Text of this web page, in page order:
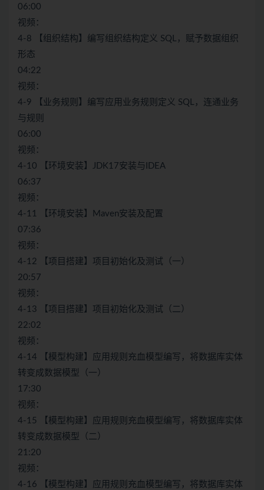
06:00
视频：
4-8 【组织结构】编写组织结构定义 SQL，赋予数据组织
形态
04:22
视频：
4-9 【业务规则】编写应用业务规则定义 SQL，连通业务
与规则
06:00
视频：
4-10 【环境安装】JDK17安装与IDEA
06:37
视频：
4-11 【环境安装】Maven安装及配置
07:36
视频：
4-12 【项目搭建】项目初始化及测试（一）
20:57
视频：
4-13 【项目搭建】项目初始化及测试（二）
22:02
视频：
4-14 【模型构建】应用规则充血模型编写，将数据库实体
转变成数据模型（一）
17:30
视频：
4-15 【模型构建】应用规则充血模型编写，将数据库实体
转变成数据模型（二）
21:20
视频：
4-16 【模型构建】应用规则充血模型编写，将数据库实体